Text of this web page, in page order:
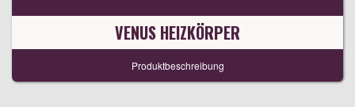
VENUS HEIZKÖRPER
Produktbeschreibung